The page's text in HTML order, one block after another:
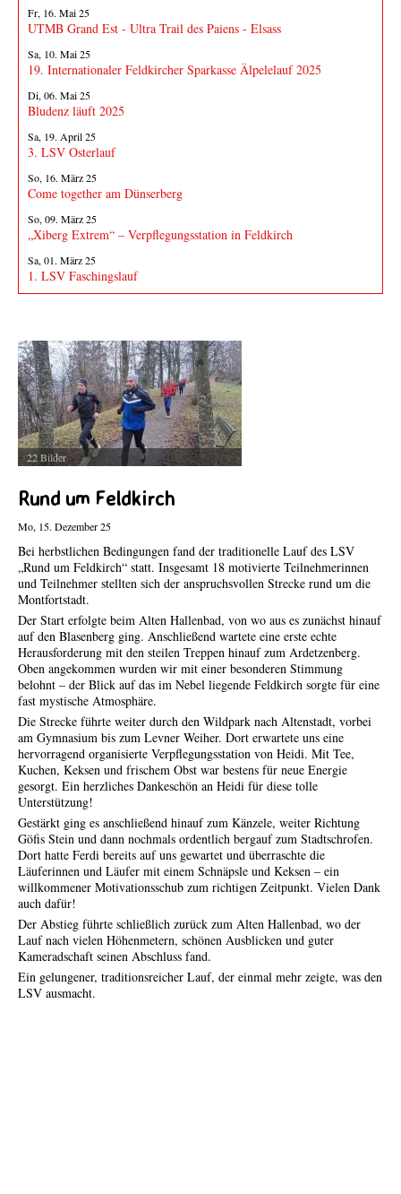
Fr, 16. Mai 25
UTMB Grand Est - Ultra Trail des Paiens - Elsass
Sa, 10. Mai 25
19. Internationaler Feldkircher Sparkasse Älpelelauf 2025
Di, 06. Mai 25
Bludenz läuft 2025
Sa, 19. April 25
3. LSV Osterlauf
So, 16. März 25
Come together am Dünserberg
So, 09. März 25
„Xiberg Extrem“ – Verpflegungsstation in Feldkirch
Sa, 01. März 25
1. LSV Faschingslauf
Fotos senden!
Sende Fotos und Berichte von Läufen oder anderen LSV-
Veranstaltungen und sie werden umgehend online gestellt.
22 Bilder
Rund um Feldkirch
Mo, 15. Dezember 25
Bei herbstlichen Bedingungen fand der traditionelle Lauf des LSV
„Rund um Feldkirch“ statt. Insgesamt 18 motivierte Teilnehmerinnen
und Teilnehmer stellten sich der anspruchsvollen Strecke rund um die
Montfortstadt.
Der Start erfolgte beim Alten Hallenbad, von wo aus es zunächst hinauf
auf den Blasenberg ging. Anschließend wartete eine erste echte
Herausforderung mit den steilen Treppen hinauf zum Ardetzenberg.
Oben angekommen wurden wir mit einer besonderen Stimmung
belohnt – der Blick auf das im Nebel liegende Feldkirch sorgte für eine
fast mystische Atmosphäre.
Die Strecke führte weiter durch den Wildpark nach Altenstadt, vorbei
am Gymnasium bis zum Levner Weiher. Dort erwartete uns eine
hervorragend organisierte Verpflegungsstation von Heidi. Mit Tee,
Kuchen, Keksen und frischem Obst war bestens für neue Energie
gesorgt. Ein herzliches Dankeschön an Heidi für diese tolle
Unterstützung!
Gestärkt ging es anschließend hinauf zum Känzele, weiter Richtung
Göfis Stein und dann nochmals ordentlich bergauf zum Stadtschrofen.
Dort hatte Ferdi bereits auf uns gewartet und überraschte die
Läuferinnen und Läufer mit einem Schnäpsle und Keksen – ein
willkommener Motivationsschub zum richtigen Zeitpunkt. Vielen Dank
auch dafür!
Der Abstieg führte schließlich zurück zum Alten Hallenbad, wo der
Lauf nach vielen Höhenmetern, schönen Ausblicken und guter
Kameradschaft seinen Abschluss fand.
Ein gelungener, traditionsreicher Lauf, der einmal mehr zeigte, was den
LSV ausmacht.